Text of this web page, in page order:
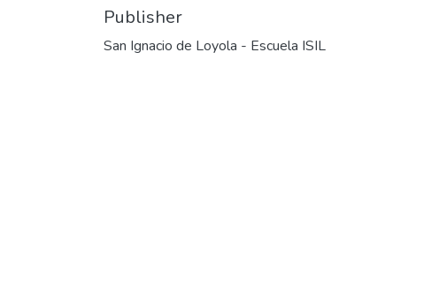
Publisher
San Ignacio de Loyola - Escuela ISIL